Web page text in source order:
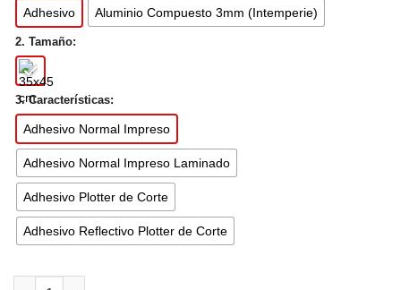
Adhesivo Aluminio Compuesto 3mm (Intemperie)
2. Tamaño:
3. Características:
Adhesivo Normal Impreso
Adhesivo Normal Impreso Laminado
Adhesivo Plotter de Corte
Adhesivo Reflectivo Plotter de Corte